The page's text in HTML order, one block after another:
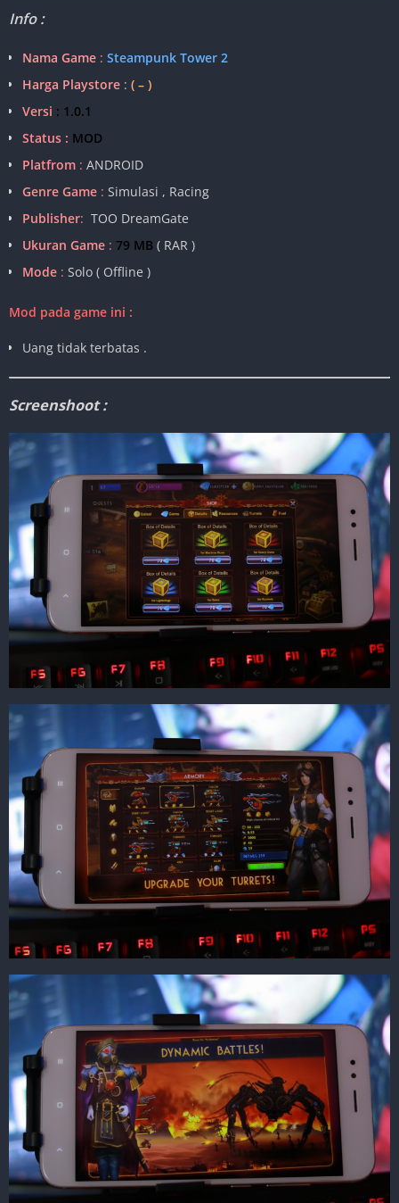
Info :
Nama Game : Steampunk Tower 2
Harga Playstore : ( – )
Versi : 1.0.1
Status : MOD
Platfrom : ANDROID
Genre Game : Simulasi , Racing
Publisher: TOO DreamGate
Ukuran Game : 79 MB ( RAR )
Mode : Solo ( Offline )
Mod pada game ini :
Uang tidak terbatas .
Screenshoot :